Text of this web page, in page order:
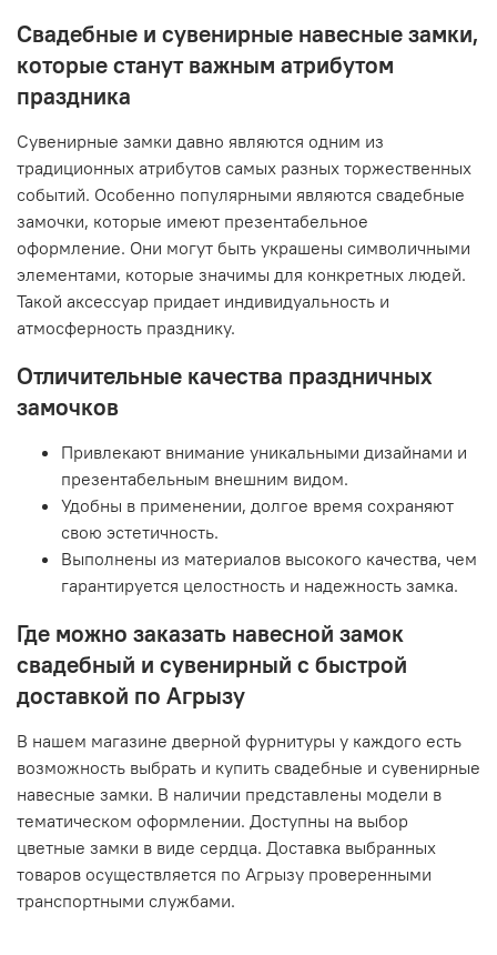
Свадебные и сувенирные навесные замки,
которые станут важным атрибутом
праздника
Сувенирные замки давно являются одним из
традиционных атрибутов самых разных торжественных
событий. Особенно популярными являются свадебные
замочки, которые имеют презентабельное
оформление. Они могут быть украшены символичными
элементами, которые значимы для конкретных людей.
Такой аксессуар придает индивидуальность и
атмосферность празднику.
Отличительные качества праздничных
замочков
Привлекают внимание уникальными дизайнами и
презентабельным внешним видом.
Удобны в применении, долгое время сохраняют
свою эстетичность.
Выполнены из материалов высокого качества, чем
гарантируется целостность и надежность замка.
Где можно заказать навесной замок
свадебный и сувенирный с быстрой
доставкой по Агрызу
В нашем магазине дверной фурнитуры у каждого есть
возможность выбрать и купить свадебные и сувенирные
навесные замки. В наличии представлены модели в
тематическом оформлении. Доступны на выбор
цветные замки в виде сердца. Доставка выбранных
товаров осуществляется по Агрызу проверенными
транспортными службами.